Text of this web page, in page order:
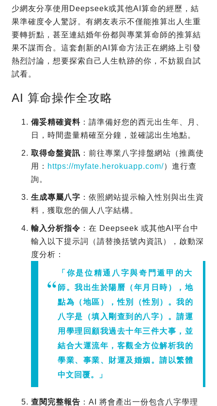
少網友分享使用Deepseek或其他AI算命的經歷，結
果準確度令人驚訝。有網友表示不僅能推算出人生重
要轉折點，甚至連結婚年份都與專業算命師的推算結
果不謀而合。這套創新的AI算命方法正在網絡上引發
熱烈討論，想要探索自己人生軌跡的你，不妨親自試
試看。
AI 算命操作全攻略
備妥精確資料 ：請準備好您的西元出生年、月、
日，時間盡量精確至分鐘，並確認出生地點。
取得命盤資訊 ：前往專業八字排盤網站（推薦使
用： https://myfate.herokuapp.com/）進行查
詢。
生成專屬八字 ：依照網站提示輸入性別與出生資
料，獲取您的個人八字結構。
輸入分析指令 ：在 Deepseek 或其他AI平台中
輸入以下提示詞（請替換括號內資訊），啟動深
度分析：
「你是位精通八字與奇門遁甲的大
師。我出生於陽曆（年月日時），地
點為（地區），性別（性別）。我的
八字是（填入剛查到的八字）。請運
用學理回顧我過去十年三件大事，並
結合大運流年，客觀全方位解析我的
學業、事業、財運及婚姻。請以繁體
中文回覆。」
查閱完整報告 ：AI 將會產出一份包含八字學理